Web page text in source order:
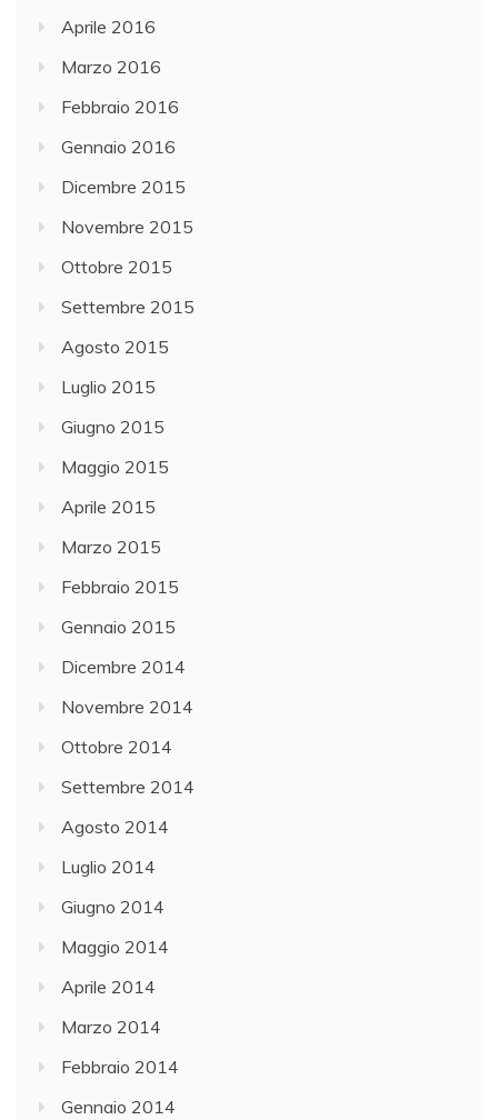
Aprile 2016
Marzo 2016
Febbraio 2016
Gennaio 2016
Dicembre 2015
Novembre 2015
Ottobre 2015
Settembre 2015
Agosto 2015
Luglio 2015
Giugno 2015
Maggio 2015
Aprile 2015
Marzo 2015
Febbraio 2015
Gennaio 2015
Dicembre 2014
Novembre 2014
Ottobre 2014
Settembre 2014
Agosto 2014
Luglio 2014
Giugno 2014
Maggio 2014
Aprile 2014
Marzo 2014
Febbraio 2014
Gennaio 2014